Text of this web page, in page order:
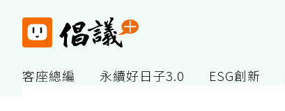
客座總編 永續好日子3.0 ESG創新